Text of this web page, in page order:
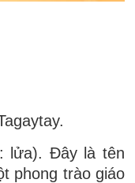
lửa). Đây là tên
phong trào giáo